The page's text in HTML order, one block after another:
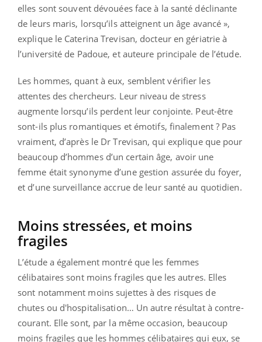
elles sont souvent dévouées face à la santé déclinante
de leurs maris, lorsqu’ils atteignent un âge avancé »,
explique le Caterina Trevisan, docteur en gériatrie à
l’université de Padoue, et auteure principale de l’étude.
Les hommes, quant à eux, semblent vérifier les
attentes des chercheurs. Leur niveau de stress
augmente lorsqu’ils perdent leur conjointe. Peut-être
sont-ils plus romantiques et émotifs, finalement ? Pas
vraiment, d’après le Dr Trevisan, qui explique que pour
beaucoup d’hommes d’un certain âge, avoir une
femme était synonyme d’une gestion assurée du foyer,
et d’une surveillance accrue de leur santé au quotidien.
Moins stressées, et moins
fragiles
L’étude a également montré que les femmes
célibataires sont moins fragiles que les autres. Elles
sont notamment moins sujettes à des risques de
chutes ou d'hospitalisation… Un autre résultat à contre-
courant. Elle sont, par la même occasion, beaucoup
moins fragiles que les hommes célibataires qui eux, se